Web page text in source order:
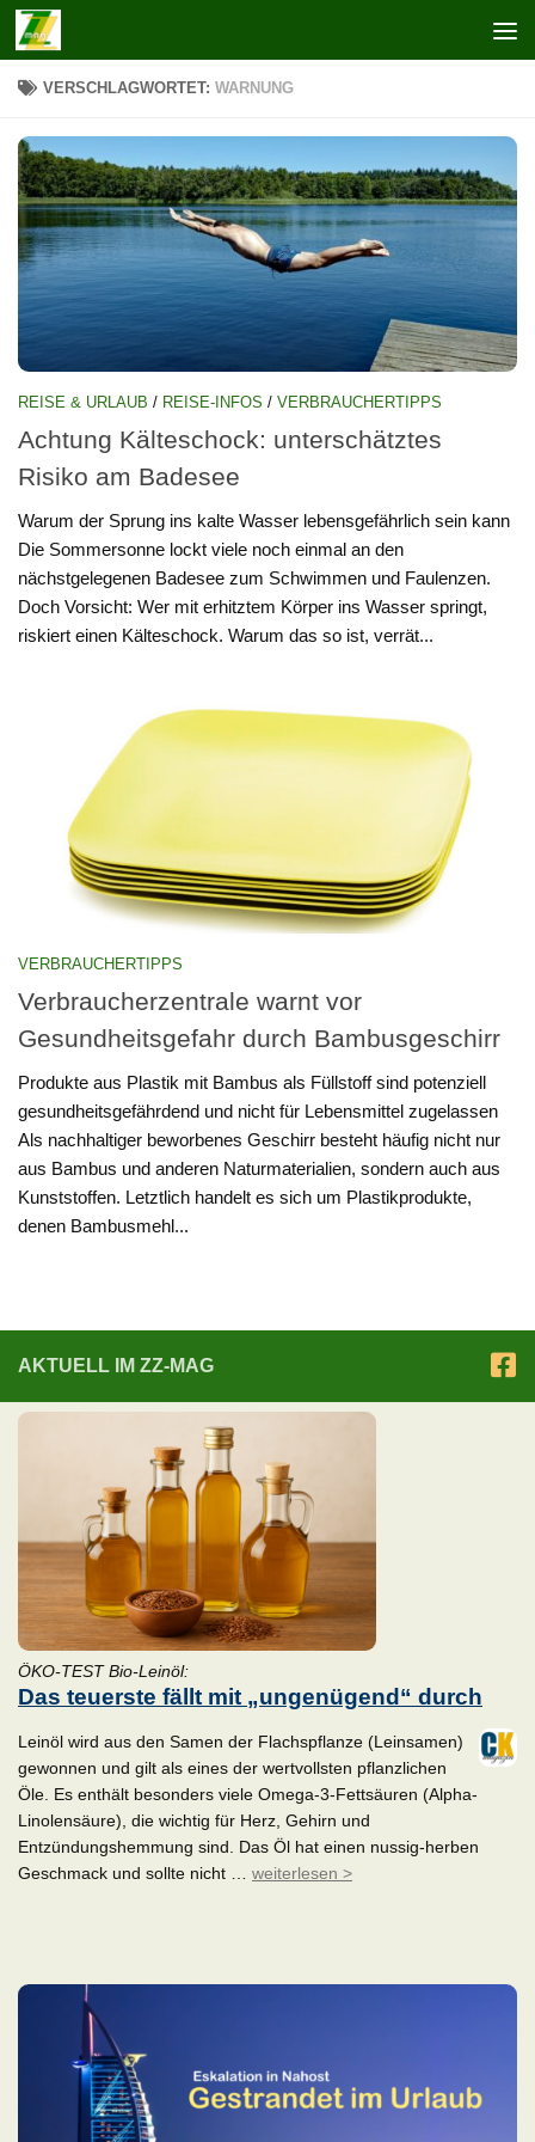
Zum Inhalt springen
VERSCHLAGWORTET:WARNUNG
REISE & URLAUB / REISE-INFOS / VERBRAUCHERTIPPS
Achtung Kälteschock: unterschätztes
Risiko am Badesee
Warum der Sprung ins kalte Wasser lebensgefährlich sein kann
Die Sommersonne lockt viele noch einmal an den
nächstgelegenen Badesee zum Schwimmen und Faulenzen.
Doch Vorsicht: Wer mit erhitztem Körper ins Wasser springt,
riskiert einen Kälteschock. Warum das so ist, verrät...
VERBRAUCHERTIPPS
Verbraucherzentrale warnt vor
Gesundheitsgefahr durch Bambusgeschirr
Produkte aus Plastik mit Bambus als Füllstoff sind potenziell
gesundheitsgefährdend und nicht für Lebensmittel zugelassen
Als nachhaltiger beworbenes Geschirr besteht häufig nicht nur
aus Bambus und anderen Naturmaterialien, sondern auch aus
Kunststoffen. Letztlich handelt es sich um Plastikprodukte,
denen Bambusmehl...
AKTUELL IM ZZ-MAG
ÖKO-TEST Bio-Leinöl:
Das teuerste fällt mit „ungenügend“ durch
Leinöl wird aus den Samen der Flachspflanze (Leinsamen)
gewonnen und gilt als eines der wertvollsten pflanzlichen
Öle. Es enthält besonders viele Omega-3-Fettsäuren (Alpha-
Linolensäure), die wichtig für Herz, Gehirn und
Entzündungshemmung sind. Das Öl hat einen nussig-herben
Geschmack und sollte nicht … weiterlesen >